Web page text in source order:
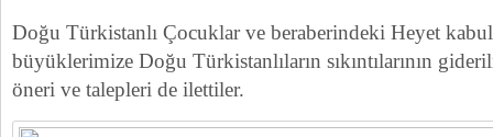
Doğu Türkistanlı Çocuklar ve beraberindeki Heyet
büyüklerimize Doğu Türkistanlıların sıkıntılarının
öneri ve talepleri de ilettiler.